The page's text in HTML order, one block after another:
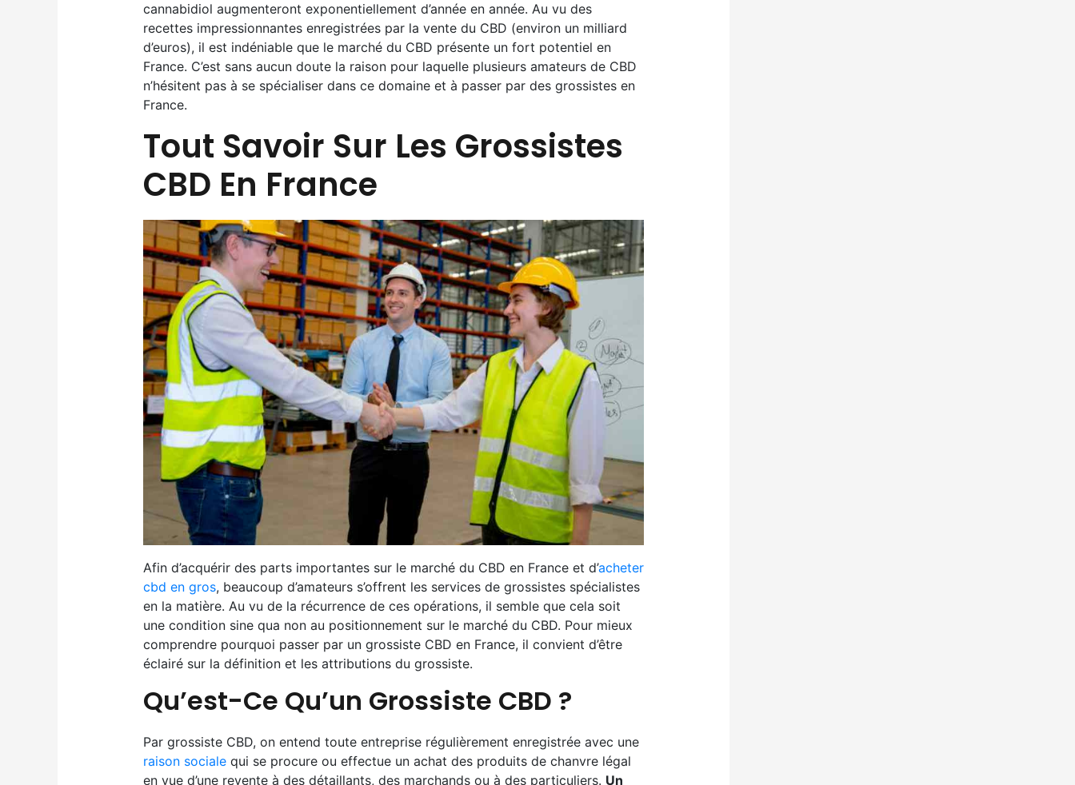
cannabidiol augmenteront exponentiellement d’année en année. Au vu des
recettes impressionnantes enregistrées par la vente du CBD (environ un milliard
d’euros), il est indéniable que le marché du CBD présente un fort potentiel en
France. C’est sans aucun doute la raison pour laquelle plusieurs amateurs de CBD
n’hésitent pas à se spécialiser dans ce domaine et à passer par des grossistes en
France.
Tout Savoir Sur Les Grossistes
CBD En France
Afin d’acquérir des parts importantes sur le marché du CBD en France et d’acheter
cbd en gros, beaucoup d’amateurs s’offrent les services de grossistes spécialistes
en la matière. Au vu de la récurrence de ces opérations, il semble que cela soit
une condition sine qua non au positionnement sur le marché du CBD. Pour mieux
comprendre pourquoi passer par un grossiste CBD en France, il convient d’être
éclairé sur la définition et les attributions du grossiste.
Qu’est-Ce Qu’un Grossiste CBD ?
Par grossiste CBD, on entend toute entreprise régulièrement enregistrée avec une
raison socialequi se procure ou effectue un achat des produits de chanvre légal
en vue d’une revente à des détaillants, des marchands ou à des particuliers. Un